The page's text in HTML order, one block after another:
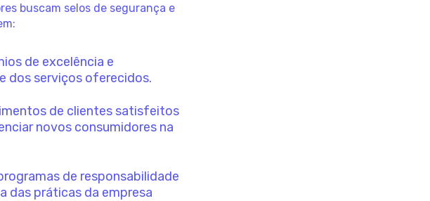
buscam selos de segurança e
de excelência e
dos serviços oferecidos.
de clientes satisfeitos
novos consumidores na
de responsabilidade
das práticas da empresa